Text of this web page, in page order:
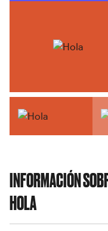
INFORMACIÓN
HOLA